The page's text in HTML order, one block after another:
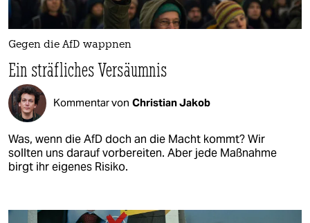
Gegen die AfD wappnen
Ein sträfliches Versäumnis
Kommentar von Christian Jakob
Was, wenn die AfD doch an die Macht kommt? Wir
sollten uns darauf vorbereiten. Aber jede Maßnahme
birgt ihr eigenes Risiko.